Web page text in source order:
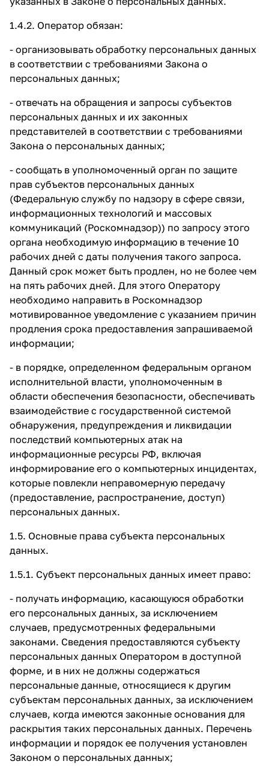
1.4.2. Оператор обязан:
- организовывать обработку персональных данных
в соответствии с требованиями Закона о
персональных данных;
- отвечать на обращения и запросы субъектов
персональных данных и их законных
представителей в соответствии с требованиями
Закона о персональных данных;
- сообщать в уполномоченный орган по защите
прав субъектов персональных данных
(Федеральную службу по надзору в сфере связи,
информационных технологий и массовых
коммуникаций (Роскомнадзор)) по запросу этого
органа необходимую информацию в течение 10
рабочих дней с даты получения такого запроса.
Данный срок может быть продлен, но не более чем
на пять рабочих дней. Для этого Оператору
необходимо направить в Роскомнадзор
мотивированное уведомление с указанием причин
продления срока предоставления запрашиваемой
информации;
- в порядке, определенном федеральным органом
исполнительной власти, уполномоченным в
области обеспечения безопасности, обеспечивать
взаимодействие с государственной системой
обнаружения, предупреждения и ликвидации
последствий компьютерных атак на
информационные ресурсы РФ, включая
информирование его о компьютерных инцидентах,
которые повлекли неправомерную передачу
(предоставление, распространение, доступ)
персональных данных.
1.5. Основные права субъекта персональных
данных.
1.5.1. Субъект персональных данных имеет право:
- получать информацию, касающуюся обработки
его персональных данных, за исключением
случаев, предусмотренных федеральными
законами. Сведения предоставляются субъекту
персональных данных Оператором в доступной
форме, и в них не должны содержаться
персональные данные, относящиеся к другим
субъектам персональных данных, за исключением
случаев, когда имеются законные основания для
раскрытия таких персональных данных. Перечень
информации и порядок ее получения установлен
Законом о персональных данных;